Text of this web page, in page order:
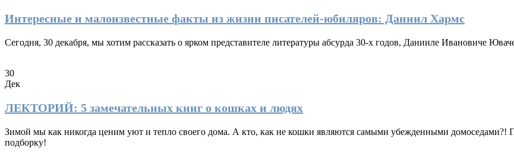
Интересные и малоизвестные факты из жизни писателей-юбиляров: Даниил Хармс
Сегодня, 30 декабря, мы хотим рассказать о ярком представителе литературы абсурда 30-х годов, Данииле Ивановиче
30
Дек
ЛЕКТОРИЙ: 5 замечательных книг о кошках и людях
Зимой мы как никогда ценим уют и тепло своего дома. А кто, как не кошки являются самыми убежденными домоседами?!
подборку!